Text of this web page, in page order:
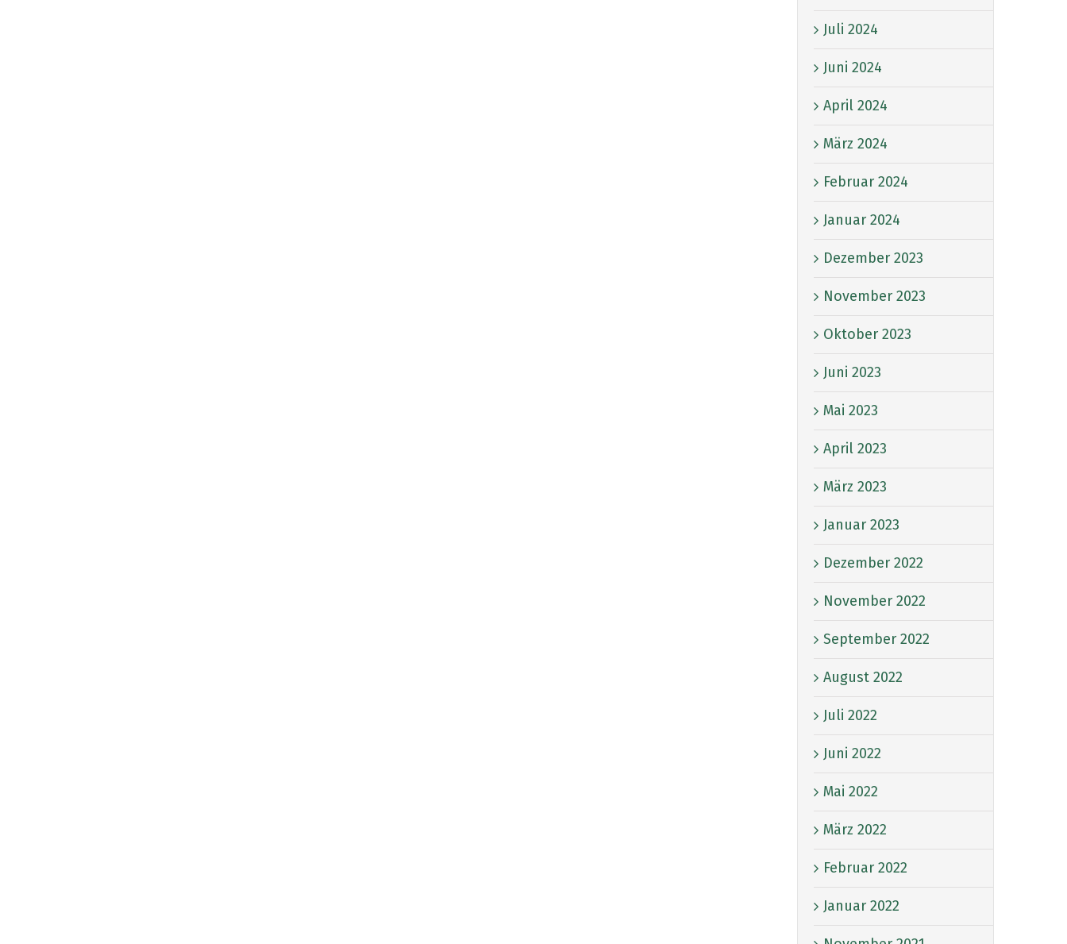
Juli 2024
Juni 2024
April 2024
März 2024
Februar 2024
Januar 2024
Dezember 2023
November 2023
Oktober 2023
Juni 2023
Mai 2023
April 2023
März 2023
Januar 2023
Dezember 2022
November 2022
September 2022
August 2022
Juli 2022
Juni 2022
Mai 2022
März 2022
Februar 2022
Januar 2022